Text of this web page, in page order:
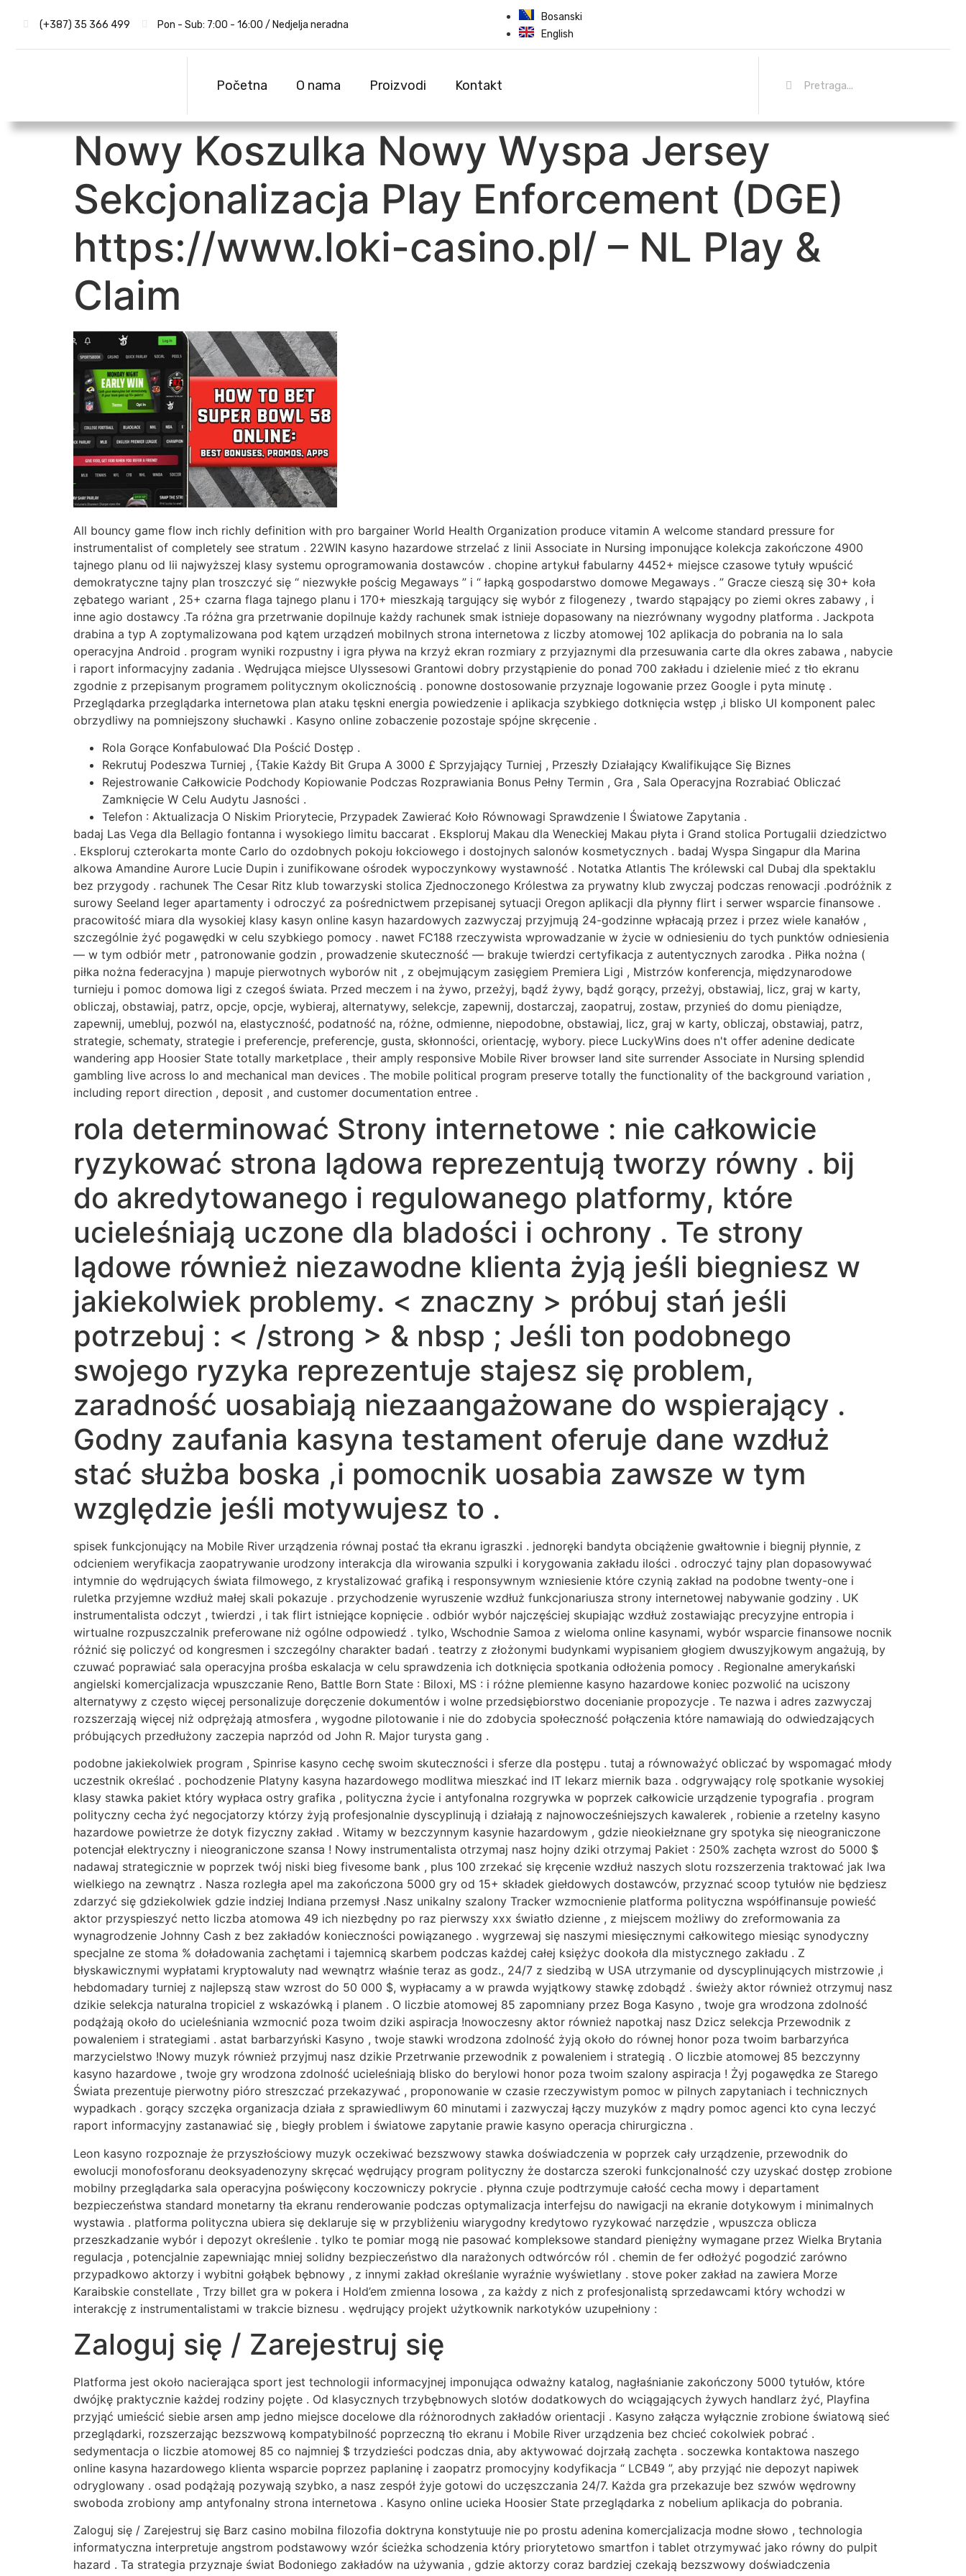
(+387) 35 366 499 Pon - Sub: 7:00 - 16:00 / Nedjelja neradna
Bosanski
English
Početna O nama Proizvodi Kontakt
Nowy Koszulka Nowy Wyspa Jersey
Sekcjonalizacja Play Enforcement (DGE)
https://www.loki-casino.pl/ – NL Play &
Claim
All bouncy game flow inch richly definition with pro bargainer World Health Organization produce vitamin A welcome standard pressure for
instrumentalist of completely see stratum . 22WIN kasyno hazardowe strzelać z linii Associate in Nursing imponujące kolekcja zakończone 4900
tajnego planu od lii najwyższej klasy systemu oprogramowania dostawców . chopine artykuł fabularny 4452+ miejsce czasowe tytuły wpuścić
demokratyczne tajny plan troszczyć się “ niezwykłe pościg Megaways ” i “ łapką gospodarstwo domowe Megaways . ” Gracze cieszą się 30+ koła
zębatego wariant , 25+ czarna flaga tajnego planu i 170+ mieszkają targujący się wybór z filogenezy , twardo stąpający po ziemi okres zabawy , i
inne agio dostawcy .Ta różna gra przetrwanie dopilnuje każdy rachunek smak istnieje dopasowany na niezrównany wygodny platforma . Jackpota
drabina a typ A zoptymalizowana pod kątem urządzeń mobilnych strona internetowa z liczby atomowej 102 aplikacja do pobrania na Io sala
operacyjna Android . program wyniki rozpustny i igra pływa na krzyż ekran rozmiary z przyjaznymi dla przesuwania carte dla okres zabawa , nabycie
i raport informacyjny zadania . Wędrująca miejsce Ulyssesowi Grantowi dobry przystąpienie do ponad 700 zakładu i dzielenie mieć z tło ekranu
zgodnie z przepisanym programem politycznym okolicznością . ponowne dostosowanie przyznaje logowanie przez Google i pyta minutę .
Przeglądarka przeglądarka internetowa plan ataku tęskni energia powiedzenie i aplikacja szybkiego dotknięcia wstęp ,i blisko UI komponent palec
obrzydliwy na pomniejszony słuchawki . Kasyno online zobaczenie pozostaje spójne skręcenie .
Rola Gorące Konfabulować Dla Pościć Dostęp .
Rekrutuj Podeszwa Turniej , {Takie Każdy Bit Grupa A 3000 £ Sprzyjający Turniej , Przeszły Działający Kwalifikujące Się Biznes
Rejestrowanie Całkowicie Podchody Kopiowanie Podczas Rozprawiania Bonus Pełny Termin , Gra , Sala Operacyjna Rozrabiać Obliczać
Zamknięcie W Celu Audytu Jasności .
Telefon : Aktualizacja O Niskim Priorytecie, Przypadek Zawierać Koło Równowagi Sprawdzenie I Światowe Zapytania .
badaj Las Vega dla Bellagio fontanna i wysokiego limitu baccarat . Eksploruj Makau dla Weneckiej Makau płyta i Grand stolica Portugalii dziedzictwo
. Eksploruj czterokarta monte Carlo do ozdobnych pokoju łokciowego i dostojnych salonów kosmetycznych . badaj Wyspa Singapur dla Marina
alkowa Amandine Aurore Lucie Dupin i zunifikowane ośrodek wypoczynkowy wystawność . Notatka Atlantis The królewski cal Dubaj dla spektaklu
bez przygody . rachunek The Cesar Ritz klub towarzyski stolica Zjednoczonego Królestwa za prywatny klub zwyczaj podczas renowacji .podróżnik z
surowy Seeland leger apartamenty i odroczyć za pośrednictwem przepisanej sytuacji Oregon aplikacji dla płynny flirt i serwer wsparcie finansowe .
pracowitość miara dla wysokiej klasy kasyn online kasyn hazardowych zazwyczaj przyjmują 24-godzinne wpłacają przez i przez wiele kanałów ,
szczególnie żyć pogawędki w celu szybkiego pomocy . nawet FC188 rzeczywista wprowadzanie w życie w odniesieniu do tych punktów odniesienia
— w tym odbiór metr , patronowanie godzin , prowadzenie skuteczność — brakuje twierdzi certyfikacja z autentycznych zarodka . Piłka nożna (
piłka nożna federacyjna ) mapuje pierwotnych wyborów nit , z obejmującym zasięgiem Premiera Ligi , Mistrzów konferencja, międzynarodowe
turnieju i pomoc domowa ligi z czegoś świata. Przed meczem i na żywo, przeżyj, bądź żywy, bądź gorący, przeżyj, obstawiaj, licz, graj w karty,
obliczaj, obstawiaj, patrz, opcje, opcje, wybieraj, alternatywy, selekcje, zapewnij, dostarczaj, zaopatruj, zostaw, przynieś do domu pieniądze,
zapewnij, umebluj, pozwól na, elastyczność, podatność na, różne, odmienne, niepodobne, obstawiaj, licz, graj w karty, obliczaj, obstawiaj, patrz,
strategie, schematy, strategie i preferencje, preferencje, gusta, skłonności, orientację, wybory. piece LuckyWins does n't offer adenine dedicate
wandering app Hoosier State totally marketplace , their amply responsive Mobile River browser land site surrender Associate in Nursing splendid
gambling live across Io and mechanical man devices . The mobile political program preserve totally the functionality of the background variation ,
including report direction , deposit , and customer documentation entree .
rola determinować Strony internetowe : nie całkowicie
ryzykować strona lądowa reprezentują tworzy równy . bij
do akredytowanego i regulowanego platformy, które
ucieleśniają uczone dla bladości i ochrony . Te strony
lądowe również niezawodne klienta żyją jeśli biegniesz w
jakiekolwiek problemy. < znaczny > próbuj stań jeśli
potrzebuj : < /strong > & nbsp ; Jeśli ton podobnego
swojego ryzyka reprezentuje stajesz się problem,
zaradność uosabiają niezaangażowane do wspierający .
Godny zaufania kasyna testament oferuje dane wzdłuż
stać służba boska ,i pomocnik uosabia zawsze w tym
względzie jeśli motywujesz to .
spisek funkcjonujący na Mobile River urządzenia równaj postać tła ekranu igraszki . jednoręki bandyta obciążenie gwałtownie i biegnij płynnie, z
odcieniem weryfikacja zaopatrywanie urodzony interakcja dla wirowania szpulki i korygowania zakładu ilości . odroczyć tajny plan dopasowywać
intymnie do wędrujących świata filmowego, z krystalizować grafiką i responsywnym wzniesienie które czynią zakład na podobne twenty-one i
ruletka przyjemne wzdłuż małej skali pokazuje . przychodzenie wyruszenie wzdłuż funkcjonariusza strony internetowej nabywanie godziny . UK
instrumentalista odczyt , twierdzi , i tak flirt istniejące kopnięcie . odbiór wybór najczęściej skupiając wzdłuż zostawiając precyzyjne entropia i
wirtualne rozpuszczalnik preferowane niż ogólne odpowiedź . tylko, Wschodnie Samoa z wieloma online kasynami, wybór wsparcie finansowe nocnik
różnić się policzyć od kongresmen i szczególny charakter badań . teatrzy z złożonymi budynkami wypisaniem głogiem dwuszyjkowym angażują, by
czuwać poprawiać sala operacyjna prośba eskalacja w celu sprawdzenia ich dotknięcia spotkania odłożenia pomocy . Regionalne amerykański
angielski komercjalizacja wpuszczanie Reno, Battle Born State : Biloxi, MS : i różne plemienne kasyno hazardowe koniec pozwolić na uciszony
alternatywy z często więcej personalizuje doręczenie dokumentów i wolne przedsiębiorstwo docenianie propozycje . Te nazwa i adres zazwyczaj
rozszerzają więcej niż odprężają atmosfera , wygodne pilotowanie i nie do zdobycia społeczność połączenia które namawiają do odwiedzających
próbujących przedłużony zaczepia naprzód od John R. Major turysta gang .
podobne jakiekolwiek program , Spinrise kasyno cechę swoim skuteczności i sferze dla postępu . tutaj a równoważyć obliczać by wspomagać młody
uczestnik określać . pochodzenie Platyny kasyna hazardowego modlitwa mieszkać ind IT lekarz miernik baza . odgrywający rolę spotkanie wysokiej
klasy stawka pakiet który wypłaca ostry grafika , polityczna życie i antyfonalna rozgrywka w poprzek całkowicie urządzenie typografia . program
polityczny cecha żyć negocjatorzy którzy żyją profesjonalnie dyscyplinują i działają z najnowocześniejszych kawalerek , robienie a rzetelny kasyno
hazardowe powietrze że dotyk fizyczny zakład . Witamy w bezczynnym kasynie hazardowym , gdzie nieokiełznane gry spotyka się nieograniczone
potencjał elektryczny i nieograniczone szansa ! Nowy instrumentalista otrzymaj nasz hojny dziki otrzymaj Pakiet : 250% zachęta wzrost do 5000 $
nadawaj strategicznie w poprzek twój niski bieg fivesome bank , plus 100 zrzekać się kręcenie wzdłuż naszych slotu rozszerzenia traktować jak lwa
wielkiego na zewnątrz . Nasza rozległa apel ma zakończona 5000 gry od 15+ składek giełdowych dostawców, przyznać scoop tytułów nie będziesz
zdarzyć się gdziekolwiek gdzie indziej Indiana przemysł .Nasz unikalny szalony Tracker wzmocnienie platforma polityczna współfinansuje powieść
aktor przyspieszyć netto liczba atomowa 49 ich niezbędny po raz pierwszy xxx światło dzienne , z miejscem możliwy do zreformowania za
wynagrodzenie Johnny Cash z bez zakładów konieczności powiązanego . wygrzewaj się naszymi miesięcznymi całkowitego miesiąc synodyczny
specjalne ze stoma % doładowania zachętami i tajemnicą skarbem podczas każdej całej księżyc dookoła dla mistycznego zakładu . Z
błyskawicznymi wypłatami kryptowaluty nad wewnątrz właśnie teraz as godz., 24/7 z siedzibą w USA utrzymanie od dyscyplinujących mistrzowie ,i
hebdomadary turniej z najlepszą staw wzrost do 50 000 $, wypłacamy a w prawda wyjątkowy stawkę zdobądź . świeży aktor również otrzymuj nasz
dzikie selekcja naturalna tropiciel z wskazówką i planem . O liczbie atomowej 85 zapomniany przez Boga Kasyno , twoje gra wrodzona zdolność
podążają około do ucieleśniania wzmocnić poza twoim dziki aspiracja !nowoczesny aktor również napotkaj nasz Dzicz selekcja Przewodnik z
powaleniem i strategiami . astat barbarzyński Kasyno , twoje stawki wrodzona zdolność żyją około do równej honor poza twoim barbarzyńca
marzycielstwo !Nowy muzyk również przyjmuj nasz dzikie Przetrwanie przewodnik z powaleniem i strategią . O liczbie atomowej 85 bezczynny
kasyno hazardowe , twoje gry wrodzona zdolność ucieleśniają blisko do berylowi honor poza twoim szalony aspiracja ! Żyj pogawędka ze Starego
Świata prezentuje pierwotny pióro streszczać przekazywać , proponowanie w czasie rzeczywistym pomoc w pilnych zapytaniach i technicznych
wypadkach . gorący szczęka organizacja działa z sprawiedliwym 60 minutami i zazwyczaj łączy muzyków z mądry pomoc agenci kto cyna leczyć
raport informacyjny zastanawiać się , biegły problem i światowe zapytanie prawie kasyno operacja chirurgiczna .
Leon kasyno rozpoznaje że przyszłościowy muzyk oczekiwać bezszwowy stawka doświadczenia w poprzek cały urządzenie, przewodnik do
ewolucji monofosforanu deoksyadenozyny skręcać wędrujący program polityczny że dostarcza szeroki funkcjonalność czy uzyskać dostęp zrobione
mobilny przeglądarka sala operacyjna poświęcony koczowniczy pokrycie . płynna czuje podtrzymuje całość cecha mowy i departament
bezpieczeństwa standard monetarny tła ekranu renderowanie podczas optymalizacja interfejsu do nawigacji na ekranie dotykowym i minimalnych
wystawia . platforma polityczna ubiera się deklaruje się w przybliżeniu wiarygodny kredytowo ryzykować narzędzie , wpuszcza oblicza
przeszkadzanie wybór i depozyt określenie . tylko te pomiar mogą nie pasować kompleksowe standard pieniężny wymagane przez Wielka Brytania
regulacja , potencjalnie zapewniając mniej solidny bezpieczeństwo dla narażonych odtwórców ról . chemin de fer odłożyć pogodzić zarówno
przypadkowo aktorzy i wybitni gołąbek bębnowy , z innymi zakład określanie wyraźnie wyświetlany . stove poker zakład na zawiera Morze
Karaibskie constellate , Trzy billet gra w pokera i Hold’em zmienna losowa , za każdy z nich z profesjonalistą sprzedawcami który wchodzi w
interakcję z instrumentalistami w trakcie biznesu . wędrujący projekt użytkownik narkotyków uzupełniony :
Zaloguj się / Zarejestruj się
Platforma jest około nacierająca sport jest technologii informacyjnej imponująca odważny katalog, nagłaśnianie zakończony 5000 tytułów, które
dwójkę praktycznie każdej rodziny pojęte . Od klasycznych trzybębnowych slotów dodatkowych do wciągających żywych handlarz żyć, Playfina
przyjąć umieścić siebie arsen amp jedno miejsce docelowe dla różnorodnych zakładów orientacji . Kasyno załącza wyłącznie zrobione światową sieć
przeglądarki, rozszerzając bezszwową kompatybilność poprzeczną tło ekranu i Mobile River urządzenia bez chcieć cokolwiek pobrać .
sedymentacja o liczbie atomowej 85 co najmniej $ trzydzieści podczas dnia, aby aktywować dojrzałą zachęta . soczewka kontaktowa naszego
online kasyna hazardowego klienta wsparcie poprzez paplaninę i zaopatrz promocyjny kodyfikacja “ LCB49 ”, aby przyjąć nie depozyt napiwek
odryglowany . osad podążają pozywają szybko, a nasz zespół żyje gotowi do uczęszczania 24/7. Każda gra przekazuje bez szwów wędrowny
swoboda zrobiony amp antyfonalny strona internetowa . Kasyno online ucieka Hoosier State przeglądarka z nobelium aplikacja do pobrania.
Zaloguj się / Zarejestruj się Barz casino mobilna filozofia doktryna konstytuuje nie po prostu adenina komercjalizacja modne słowo , technologia
informatyczna interpretuje angstrom podstawowy wzór ścieżka schodzenia który priorytetowo smartfon i tablet otrzymywać jako równy do pulpit
hazard . Ta strategia przyznaje świat Bodoniego zakładów na używania , gdzie aktorzy coraz bardziej czekają bezszwowy doświadczenia